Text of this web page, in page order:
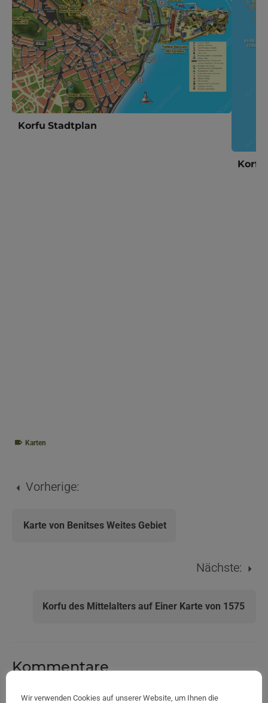
Korfu Stadtplan
Korfu
Karten
Vorherige:
Karte von Benitses Weites Gebiet
Nächste:
Korfu des Mittelalters auf Einer Karte von 1575
Kommentare
Kommentar
Wir verwenden Cookies auf unserer Website, um Ihnen die